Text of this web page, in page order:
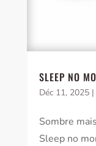
SLEEP NO
Déc 11, 2025|
Sombre
Sleep no